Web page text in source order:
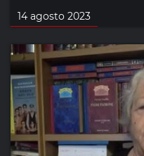
14 agosto 2023